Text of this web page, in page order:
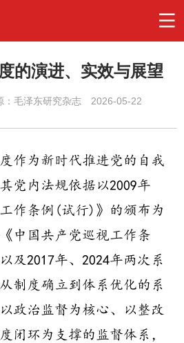
的演进、实效与展望
：毛泽东研究杂志
2026-05-22
作为新时代推进党的自我
党内法规依据以2009年
作条例(试行)》的颁布为
中国共产党巡视工作条
及2017年、2024年两次系
制度确立到体系优化的系
政治监督为核心、以整改
闭环为支撑的监督体系，